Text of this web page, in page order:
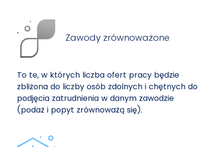
Zawody zrównoważone
To te, w których liczba ofert pracy będzie
zbliżona do liczby osób zdolnych i chętnych do
podjęcia zatrudnienia w danym zawodzie
(podaż i popyt zrównoważą się).